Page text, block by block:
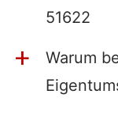
51622
a
Warum